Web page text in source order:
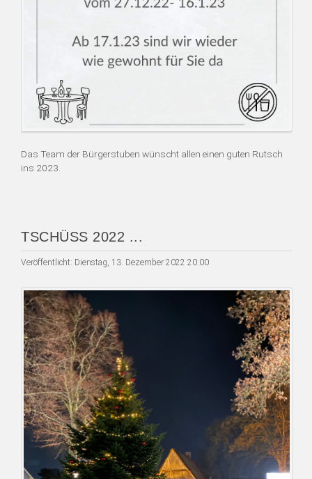
Das Team der Bürgerstuben wünscht allen einen guten Rutsch
ins 2023.
TSCHÜSS 2022 ...
Veröffentlicht: Dienstag, 13. Dezember 2022 20:00